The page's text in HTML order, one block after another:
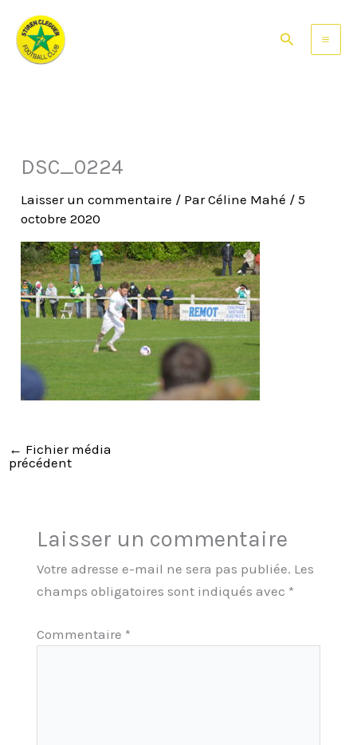
contenu
Rechercher
DSC_0224
Laisser un commentaire / ParCéline Mahé /5
octobre 2020
← Fichier média
précédent
Laisser un commentaire
Votre adresse e-mail ne sera pas publiée. Les
champs obligatoires sont indiqués avec *
Commentaire *